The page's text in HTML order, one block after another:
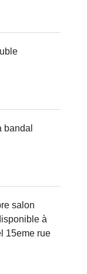
bandal
salon
à
15eme rue